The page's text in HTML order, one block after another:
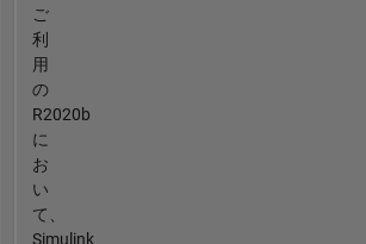
ご
利
用
の
R2020b
に
お
い
て、
Simulink